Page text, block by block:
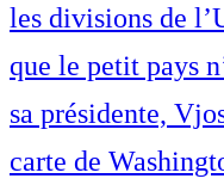
les divisions de
que le petit pays
sa présidente,
carte de